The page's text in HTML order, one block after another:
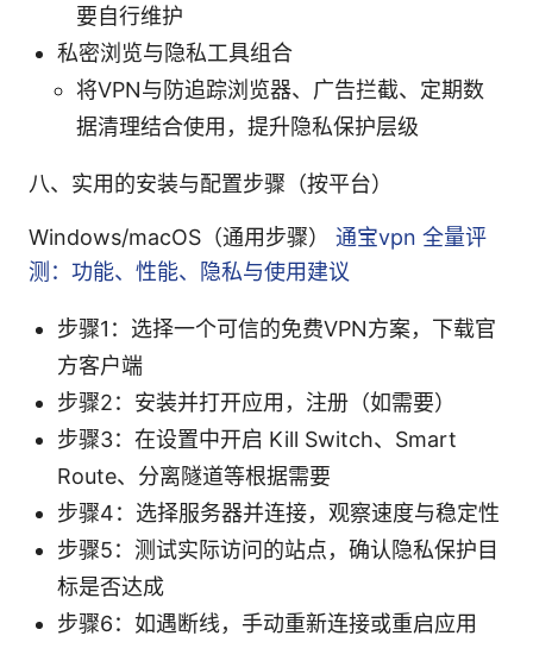
要自行维护
私密浏览与隐私工具组合
将VPN与防追踪浏览器、广告拦截、定期数
据清理结合使用，提升隐私保护层级
八、实用的安装与配置步骤（按平台）
Windows/macOS（通用步骤） 通宝vpn 全量评
测：功能、性能、隐私与使用建议
步骤1：选择一个可信的免费VPN方案，下载官
方客户端
步骤2：安装并打开应用，注册（如需要）
步骤3：在设置中开启 Kill Switch、Smart
Route、分离隧道等根据需要
步骤4：选择服务器并连接，观察速度与稳定性
步骤5：测试实际访问的站点，确认隐私保护目
标是否达成
步骤6：如遇断线，手动重新连接或重启应用